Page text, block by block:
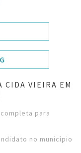
CIDA VIEIRA EM
para
no município